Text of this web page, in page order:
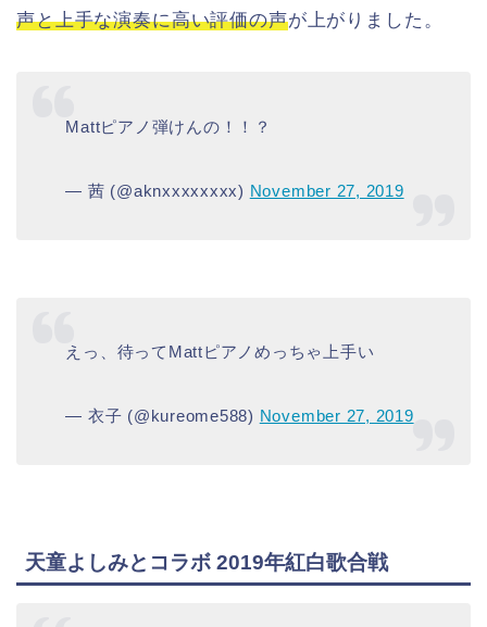
声と上手な演奏に高い評価の声が上がりました。
Mattピアノ弾けんの！！？
— 茜 (@aknxxxxxxxx) November 27, 2019
えっ、待ってMattピアノめっちゃ上手い
— 衣子 (@kureome588) November 27, 2019
天童よしみとコラボ 2019年紅白歌合戦